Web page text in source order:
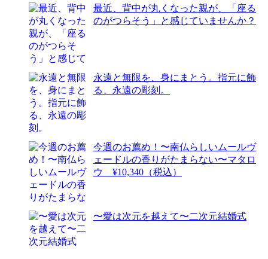
最近、背中が丸くなった親が、「座る
のがつらそう」と感じていませんか？
永遠と無限を、身にまとう。指元に飾
る、永遠の彫刻。
今週のお薦め！〜南仏らしいムールヴ
ェードルの香りがたまらない〜マタロ
ウ ¥10,340（税込）
〜愛は次元を越えて〜二次元結婚式